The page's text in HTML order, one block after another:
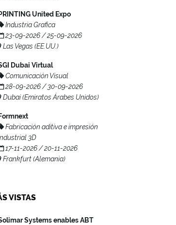
PRINTING United Expo
Industria Grafica
23-09-2026 / 25-09-2026
Las Vegas (EE.UU.)
Dubai Virtual
Comunicación Visual
28-09-2026 / 30-09-2026
Dubai (Emiratos Árabes Unidos)
Formnext
Fabricación aditiva e impresión
3D
17-11-2026 / 20-11-2026
Frankfurt (Alemania)
VISTAS
Systems enables ABT